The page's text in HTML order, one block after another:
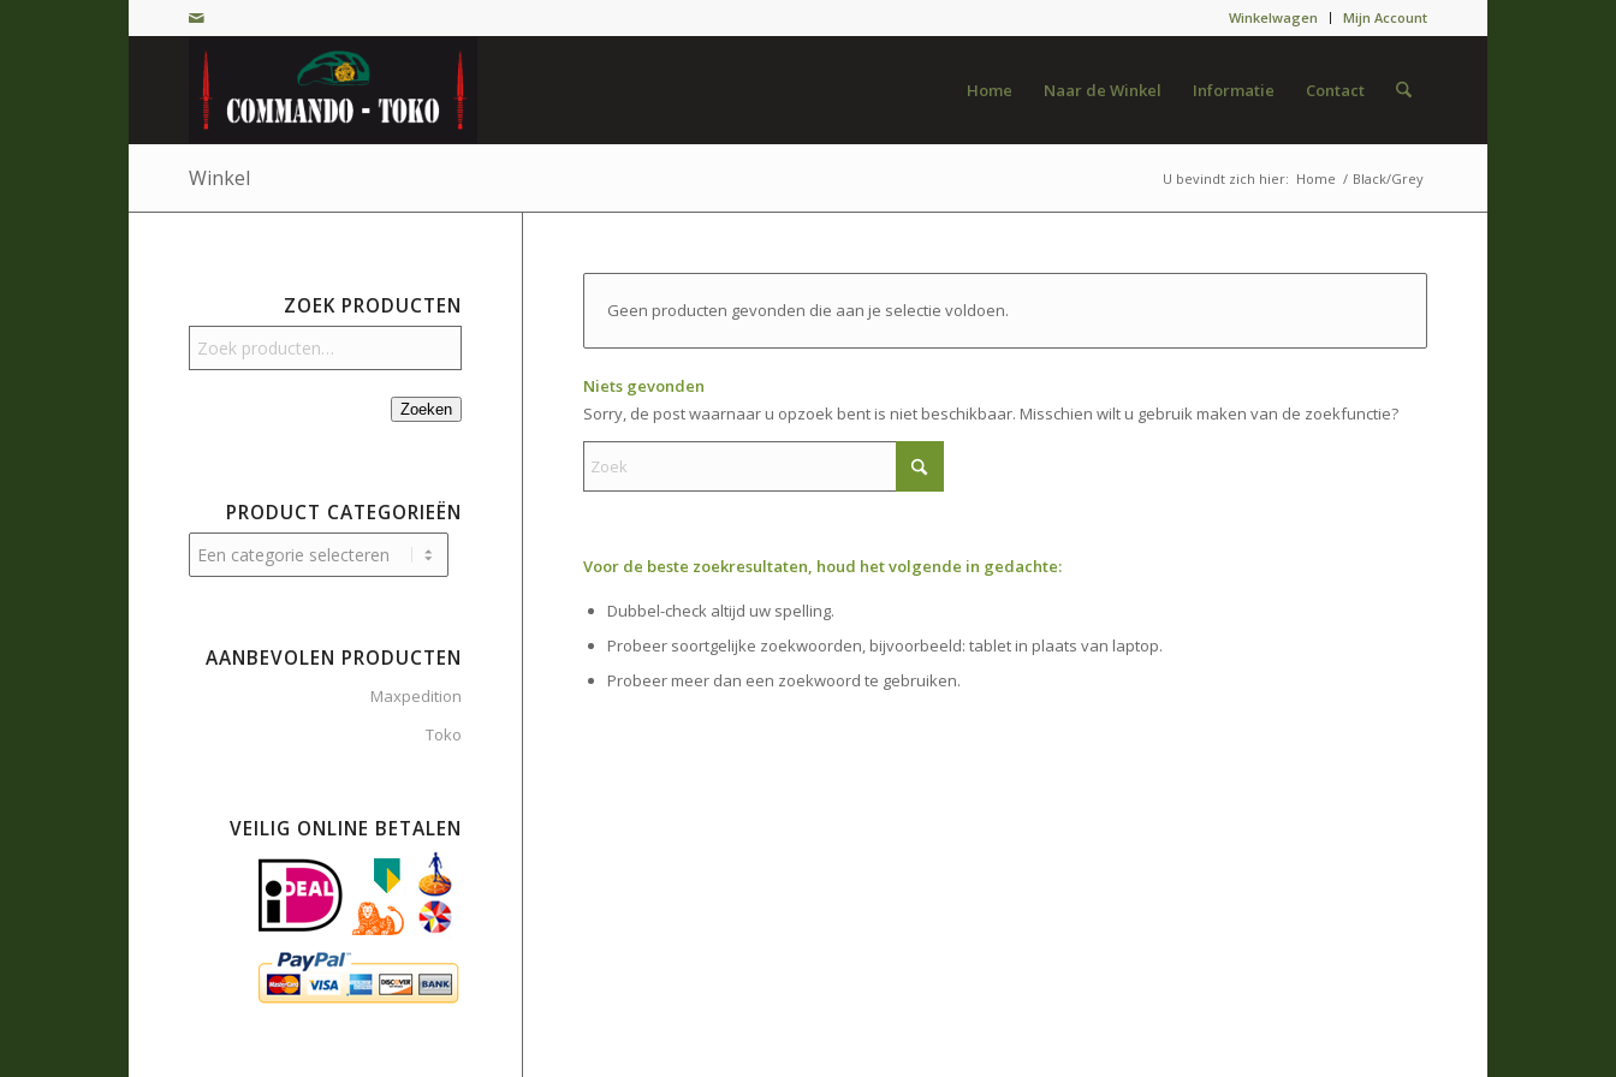
Winkelwagen Mijn Account
Home Naar de Winkel Informatie Contact
Winkel U bevindt zich hier: Home / Black/Grey
Geen producten gevonden die aan je selectie voldoen.
Niets gevonden
Sorry, de post waarnaar u opzoek bent is niet beschikbaar. Misschien wilt u gebruik maken van de zoekfunctie?
Voor de beste zoekresultaten, houd het volgende in gedachte:
Dubbel-check altijd uw spelling.
Probeer soortgelijke zoekwoorden, bijvoorbeeld: tablet in plaats van laptop.
Probeer meer dan een zoekwoord te gebruiken.
ZOEK PRODUCTEN
Zoeken
PRODUCT CATEGORIEËN
AANBEVOLEN PRODUCTEN
Maxpedition
Toko
VEILIG ONLINE BETALEN